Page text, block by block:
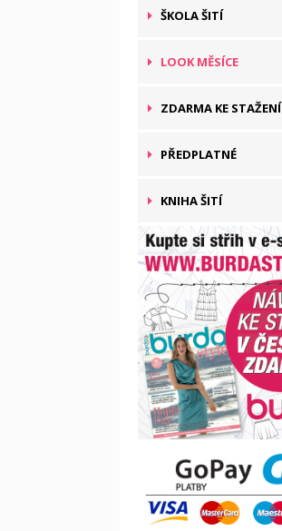
ŠKOLA ŠITÍ
LOOK MĚSÍCE
ZDARMA KE STAŽENÍ
PŘEDPLATNÉ
KNIHA ŠITÍ